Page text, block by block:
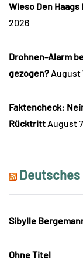
Wieso Den
2026
Drohnen-Alarm
gezogen? August
Faktencheck:
Rücktritt August
Sibylle
Ohne Titel